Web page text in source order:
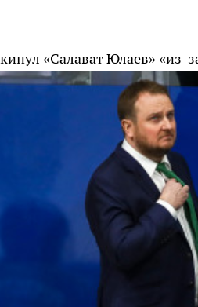
«Салават Юлаев» «из-